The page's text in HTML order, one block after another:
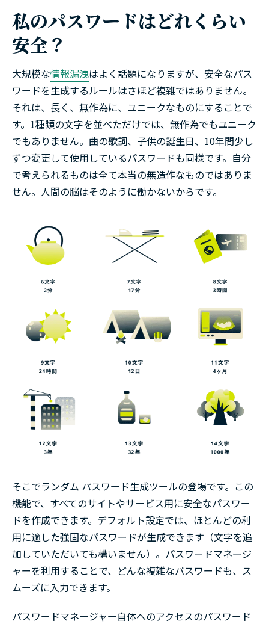
私のパスワードはどれくらい
安全？
大規模な情報漏洩はよく話題になりますが、安全なパス
ワードを生成するルールはさほど複雑ではありません。
それは、 長く 、 無作為に、 ユニークなものにすることで
す。1種類の文字を並べただけでは、無作為でもユニーク
でもありません。曲の歌詞、子供の誕生日、10年間少し
ずつ変更して使用しているパスワードも同様です。自分
で考えられるものは全て本当の無造作なものではありま
せん。人間の脳はそのように働かないからです。
そこでランダム パスワード生成ツールの登場です。この
機能で、すべてのサイトやサービス用に安全なパスワー
ドを作成できます。デフォルト設定では、ほとんどの利
用に適した強固なパスワードが生成できます（文字を追
加していただいても構いません）。パスワードマネージ
ャーを利用することで、どんな複雑なパスワードも、ス
ムーズに入力できます。
パスワードマネージャー自体へのアクセスのパスワード